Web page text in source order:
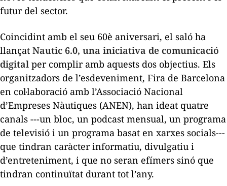
futur del sector.
Coincidint amb el seu 60è aniversari, el saló ha
llançat Nautic 6.0, una iniciativa de comunicació
digital per complir amb aquests dos objectius. Els
organitzadors de l’esdeveniment, Fira de Barcelona
en col·laboració amb l’Associació Nacional
d’Empreses Nàutiques (ANEN), han ideat quatre
canals ---un bloc, un podcast mensual, un programa
de televisió i un programa basat en xarxes socials---
que tindran caràcter informatiu, divulgatiu i
d’entreteniment, i que no seran efímers sinó que
tindran continuïtat durant tot l’any.